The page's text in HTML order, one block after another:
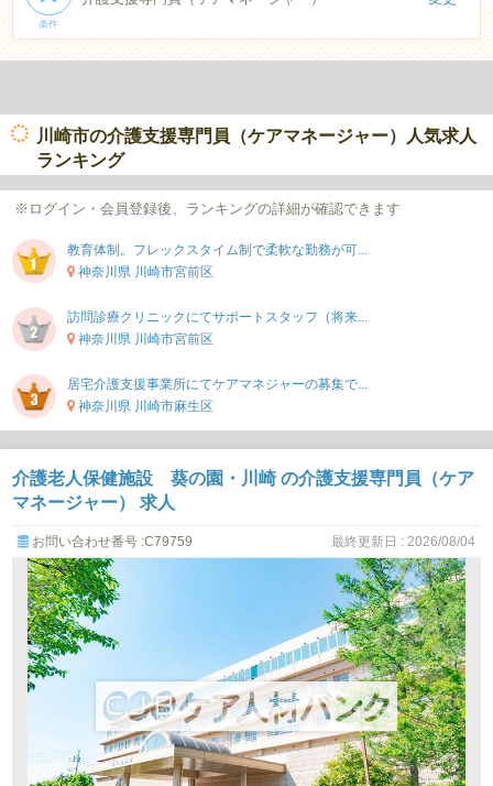
条件
川崎市の介護支援専門員（ケアマネージャー）人気求人
ランキング
※ログイン・会員登録後、ランキングの詳細が確認できます
教育体制。フレックスタイム制で柔軟な勤務が可...
神奈川県 川崎市宮前区
訪問診療クリニックにてサポートスタッフ（将来...
神奈川県 川崎市宮前区
居宅介護支援事業所にてケアマネジャーの募集で...
神奈川県 川崎市麻生区
介護老人保健施設 葵の園・川崎 の介護支援専門員（ケア
マネージャー） 求人
お問い合わせ番号 :C79759 最終更新日 : 2026/08/04